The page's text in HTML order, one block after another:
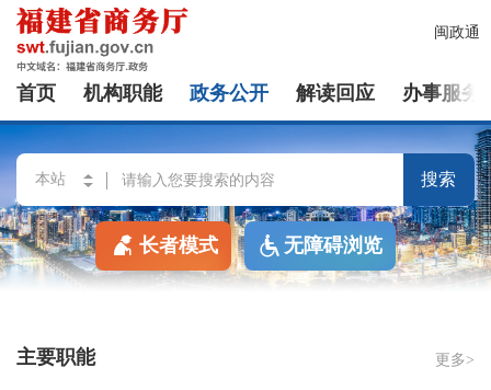
闽政通
首页 机构职能 政务公开 解读回应 办事服务
搜索
长者模式 无障碍浏览
主要职能 更多>